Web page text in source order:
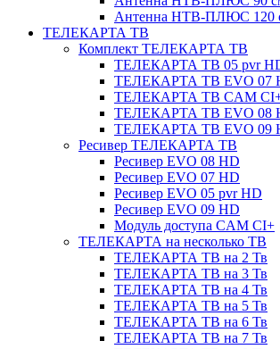
Антенна НТВ-ПЛЮС 120
ТЕЛЕКАРТА ТВ
Комплект ТЕЛЕКАРТА ТВ
ТЕЛЕКАРТА ТВ 05 pvr
ТЕЛЕКАРТА ТВ EVO 07
ТЕЛЕКАРТА ТВ CAM
ТЕЛЕКАРТА ТВ EVO 08
ТЕЛЕКАРТА ТВ EVO 09
Ресивер ТЕЛЕКАРТА ТВ
Ресивер EVO 08 HD
Ресивер EVO 07 HD
Ресивер EVO 05 pvr HD
Ресивер EVO 09 HD
Модуль доступа CAM CI+
ТЕЛЕКАРТА на несколько ТВ
ТЕЛЕКАРТА ТВ на 2 Тв
ТЕЛЕКАРТА ТВ на 3 Тв
ТЕЛЕКАРТА ТВ на 4 Тв
ТЕЛЕКАРТА ТВ на 5 Тв
ТЕЛЕКАРТА ТВ на 6 Тв
ТЕЛЕКАРТА ТВ на 7 Тв